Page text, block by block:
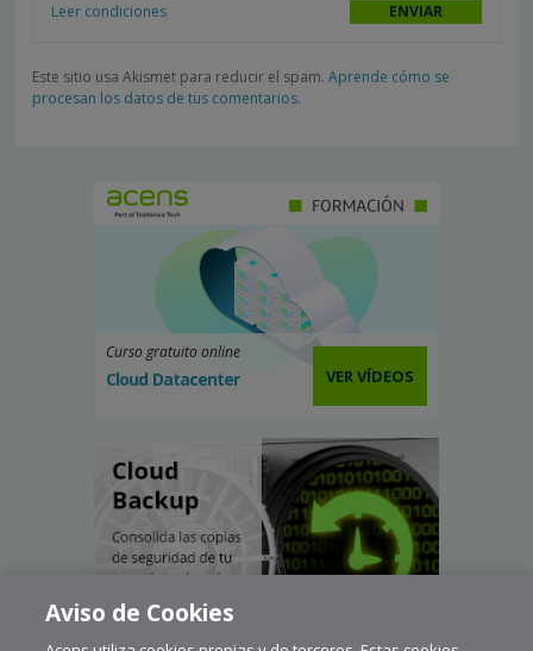
Leer condiciones
Este sitio usa Akismet para reducir el spam. Aprende cómo se
procesan los datos de tus comentarios.
Curso gratuito online
Cloud Datacenter VER VÍDEOS
Aviso de Cookies